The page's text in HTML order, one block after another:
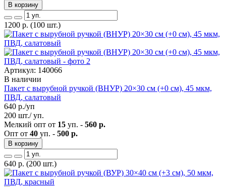
В корзину
1200 р. (100 шт.)
Артикул: 140066
В наличии
Пакет с вырубной ручкой (ВНУР) 20×30 см (+0 см), 45 мкм,
ПВД, салатовый
640 р./уп
200 шт./ уп.
Мелкий опт от 15 уп. - 560 р.
Опт от 40 уп. - 500 р.
В корзину
640 р. (200 шт.)